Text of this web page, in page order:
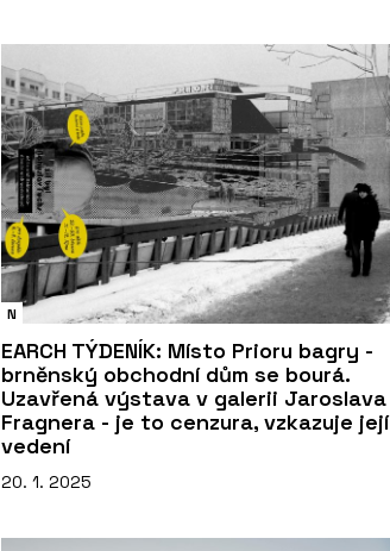
N
EARCH TÝDENÍK: Místo Prioru bagry -
brněnský obchodní dům se bourá.
Uzavřená výstava v galerii Jaroslava
Fragnera - je to cenzura, vzkazuje její
vedení
20. 1. 2025